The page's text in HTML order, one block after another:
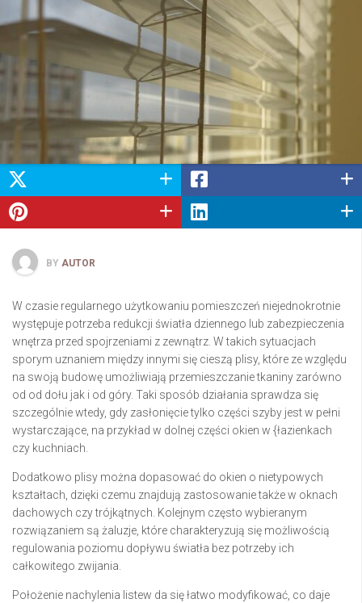
BY AUTOR
W czasie regularnego użytkowaniu pomieszczeń niejednokrotnie
występuje potrzeba redukcji światła dziennego lub zabezpieczenia
wnętrza przed spojrzeniami z zewnątrz. W takich sytuacjach
sporym uznaniem między innymi się cieszą plisy, które ze względu
na swoją budowę umożliwiają przemieszczanie tkaniny zarówno
od od dołu jak i od góry. Taki sposób działania sprawdza się
szczególnie wtedy, gdy zasłonięcie tylko części szyby jest w pełni
wystarczające, na przykład w dolnej części okien w {łazienkach
czy kuchniach.
Dodatkowo plisy można dopasować do okien o nietypowych
kształtach, dzięki czemu znajdują zastosowanie także w oknach
dachowych czy trójkątnych. Kolejnym często wybieranym
rozwiązaniem są żaluzje, które charakteryzują się możliwością
regulowania poziomu dopływu światła bez potrzeby ich
całkowitego zwijania.
Położenie nachylenia listew da się łatwo modyfikować, co daje